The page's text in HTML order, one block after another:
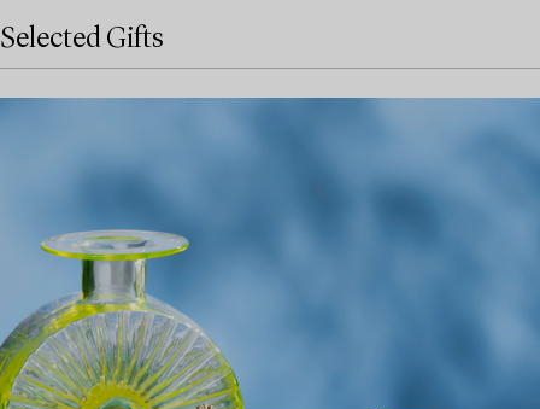
Selected Gifts